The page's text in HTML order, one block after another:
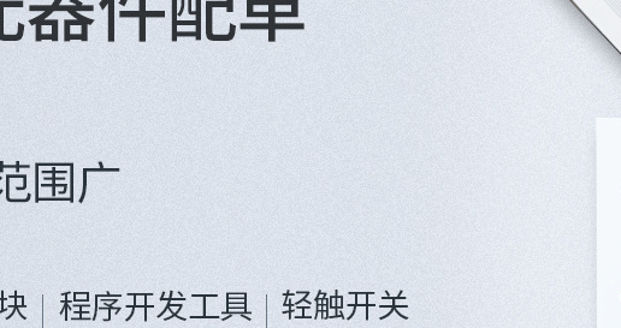
一站式配单
查看更多 查看更多